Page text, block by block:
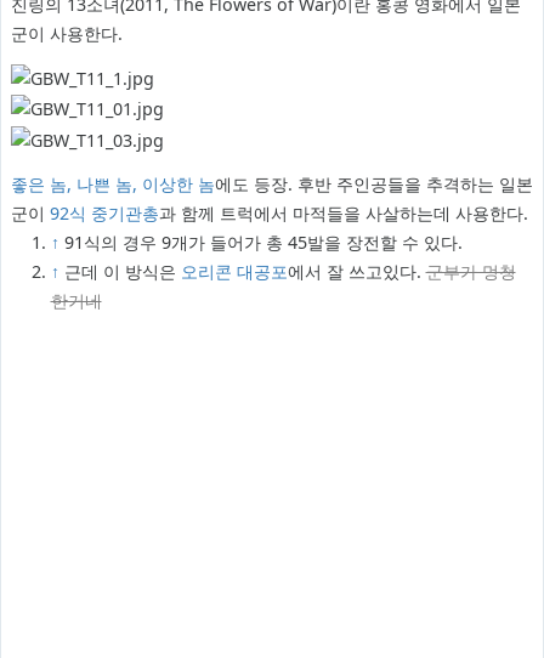
군이 사용한다.
좋은 놈, 나쁜 놈, 이상한 놈에도 등장. 후반 주인공들을 추격하는 일본
군이 92식 중기관총과 함께 트럭에서 마적들을 사살하는데 사용한다.
↑ 91식의 경우 9개가 들어가 총 45발을 장전할 수 있다.
↑ 근데 이 방식은 오리콘 대공포에서 잘 쓰고있다.군부가 멍청
한거네